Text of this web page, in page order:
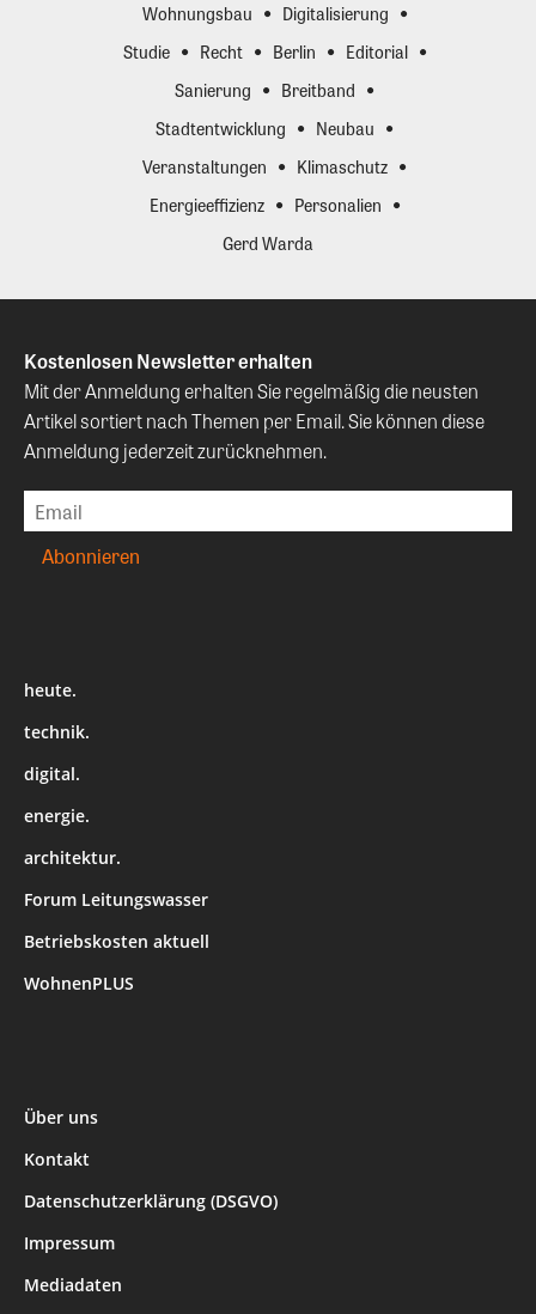
Wohnungsbau
Digitalisierung
Studie
Recht Berlin
Editorial
Sanierung
Breitband
Stadtentwicklung
Neubau
Veranstaltungen
Klimaschutz
Energieeffizienz
Personalien
Gerd Warda
Kostenlosen Newsletter erhalten
Mit der Anmeldung erhalten Sie regelmäßig die neusten
Artikel sortiert nach Themen per Email. Sie können diese
Anmeldung jederzeit zurücknehmen.
heute.
technik.
digital.
energie.
architektur.
Forum Leitungswasser
Betriebskosten aktuell
WohnenPLUS
Über uns
Kontakt
Datenschutzerklärung (DSGVO)
Impressum
Mediadaten